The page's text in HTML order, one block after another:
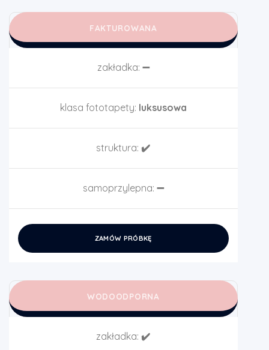
FAKTUROWANA
zakładka: ➖
klasa fototapety: luksusowa
struktura: ✔️
samoprzylepna: ➖
ZAMÓW PRÓBKĘ
WODOODPORNA
zakładka: ✔️